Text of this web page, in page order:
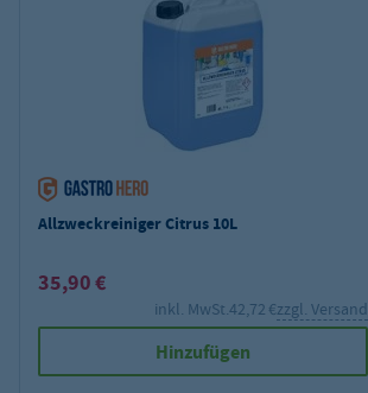
Allzweckreiniger Citrus 10L
35,90 €
inkl. MwSt.42,72 €zzgl. Versand
Hinzufügen